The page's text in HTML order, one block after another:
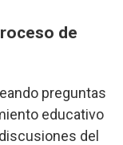
de
preguntas
educativo
del